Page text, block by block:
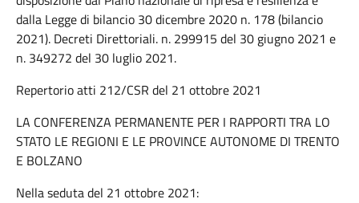
dalla Legge di bilancio 30 dicembre 2020 n. 178 (bilancio
2021). Decreti Direttoriali. n. 299915 del 30 giugno 2021 e
n. 349272 del 30 luglio 2021.
Repertorio atti 212/CSR del 21 ottobre 2021
LA CONFERENZA PERMANENTE PER I RAPPORTI TRA LO
STATO LE REGIONI E LE PROVINCE AUTONOME DI TRENTO
E BOLZANO
Nella seduta del 21 ottobre 2021: